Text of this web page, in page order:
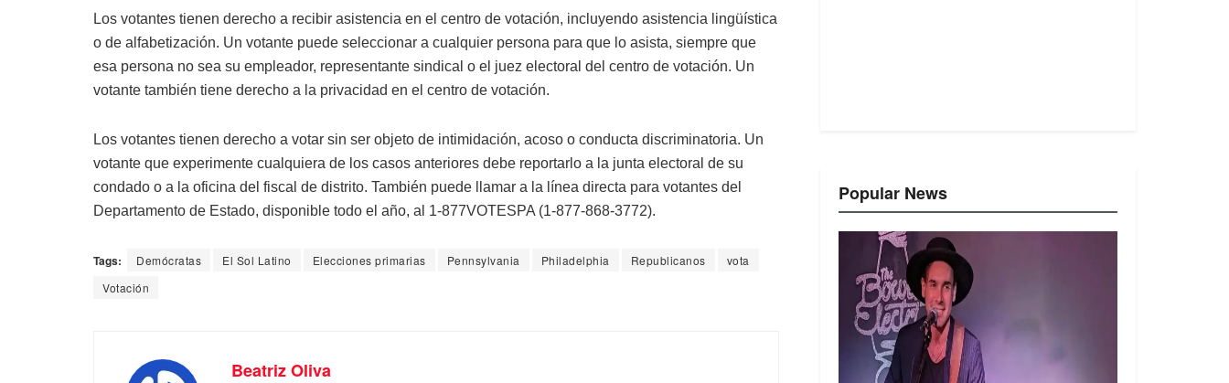
Los votantes tienen derecho a recibir asistencia en el centro de votación, incluyendo asistencia lingüística
o de alfabetización. Un votante puede seleccionar a cualquier persona para que lo asista, siempre que
esa persona no sea su empleador, representante sindical o el juez electoral del centro de votación. Un
votante también tiene derecho a la privacidad en el centro de votación.
Los votantes tienen derecho a votar sin ser objeto de intimidación, acoso o conducta discriminatoria. Un
votante que experimente cualquiera de los casos anteriores debe reportarlo a la junta electoral de su
condado o a la oficina del fiscal de distrito. También puede llamar a la línea directa para votantes del
Departamento de Estado, disponible todo el año, al 1-877VOTESPA (1-877-868-3772).
Tags: Demócratas El Sol Latino Elecciones primarias Pennsylvania Philadelphia Republicanos
vota
Votación
Beatriz Oliva
Popular News